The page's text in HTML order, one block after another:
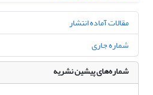
مقالات آماده انتشار
شماره جاری
شماره‌های پیشین نشریه